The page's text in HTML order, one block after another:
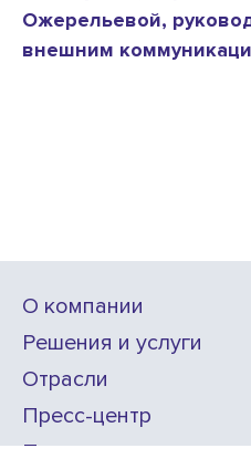
Ожерельевой,
внешним
О компании
Решения и услуги
Отрасли
Пресс-центр
Проекты